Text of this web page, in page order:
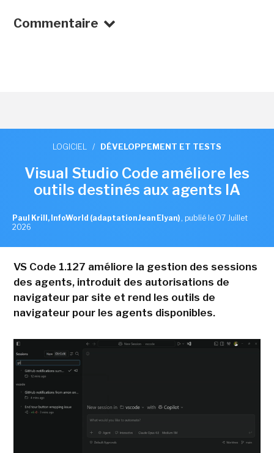
Commentaire
LOGICIEL / DÉVELOPPEMENT ET TESTS
Visual Studio Code améliore les
outils destinés aux agents IA
Paul Krill, InfoWorld (adaptation Jean Elyan) , publié le 07 Juillet
2026
VS Code 1.127 améliore la gestion des sessions
des agents, introduit des autorisations de
navigateur par site et rend les outils de
navigateur pour les agents disponibles.